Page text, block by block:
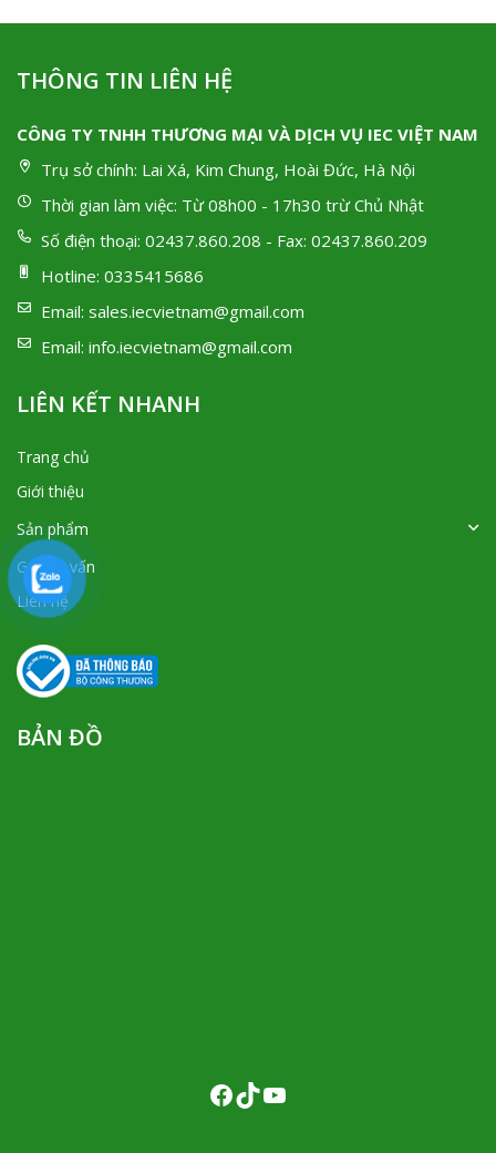
THÔNG TIN LIÊN HỆ
CÔNG TY TNHH THƯƠNG MẠI VÀ DỊCH VỤ IEC VIỆT NAM
Trụ sở chính: Lai Xá, Kim Chung, Hoài Đức, Hà Nội
Thời gian làm việc: Từ 08h00 - 17h30 trừ Chủ Nhật
Số điện thoại: 02437.860.208 - Fax: 02437.860.209
Hotline: 0335415686
Email: sales.iecvietnam@gmail.com
Email: info.iecvietnam@gmail.com
LIÊN KẾT NHANH
Trang chủ
Giới thiệu
Sản phẩm
Góc tư vấn
Liên hệ
BẢN ĐỒ